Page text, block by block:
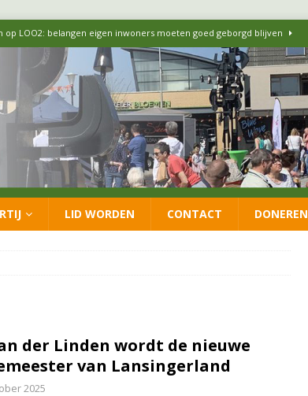
op LOO2: belangen eigen inwoners moeten goed geborgd blijven
oproep van lokale partijen uit heel Nederland: schaf het
vacature voor onafhankelijke wethouder Sociaal Domein
presenteren coalitieakkoord: ‘Groeien met behoud van karakter’
LID WORDEN CONTACT DONEREN
der Linden wordt de nieuwe
van Lansingerland
2025